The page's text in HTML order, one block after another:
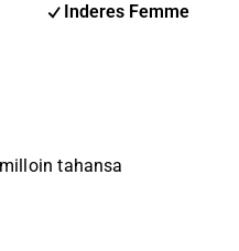
Inderes Femme
tahansa